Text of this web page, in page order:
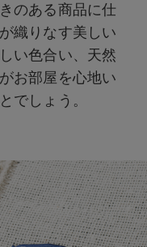
のある商品に仕
織りなす美しい
い色合い、天然
お部屋を心地い
でしょう。